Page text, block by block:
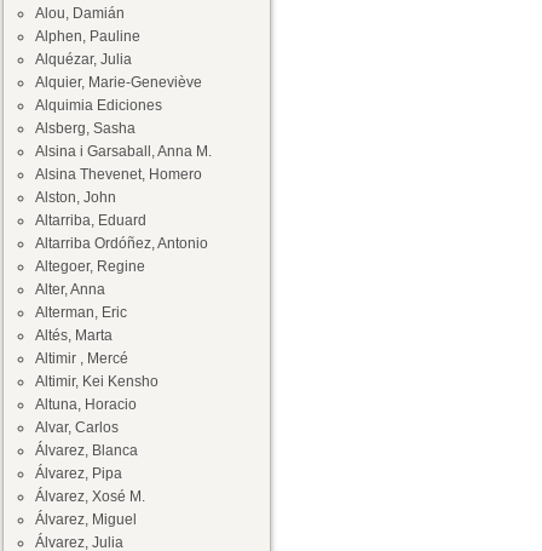
Alou, Damián
Alphen, Pauline
Alquézar, Julia
Alquier, Marie-Geneviève
Alquimia Ediciones
Alsberg, Sasha
Alsina i Garsaball, Anna M.
Alsina Thevenet, Homero
Alston, John
Altarriba, Eduard
Altarriba Ordóñez, Antonio
Altegoer, Regine
Alter, Anna
Alterman, Eric
Altés, Marta
Altimir , Mercé
Altimir, Kei Kensho
Altuna, Horacio
Alvar, Carlos
Álvarez, Blanca
Álvarez, Pipa
Álvarez, Xosé M.
Álvarez, Miguel
Álvarez, Julia